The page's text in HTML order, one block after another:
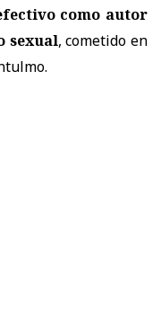
como autor
sexual, cometido en